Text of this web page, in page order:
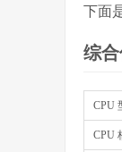
下面
综合
CPU
CPU